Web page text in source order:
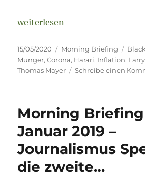
„Morning Briefing 15. Mai 2020
weiterlesen
Veröffentlicht
am
15/05/2020 Kategorien
Morning Briefing
Munger,Corona, Harari, Inflation,
Thomas Mayer
Schreibe einen
Morning Briefing
Januar 2019 –
Journalismus
die zweite…